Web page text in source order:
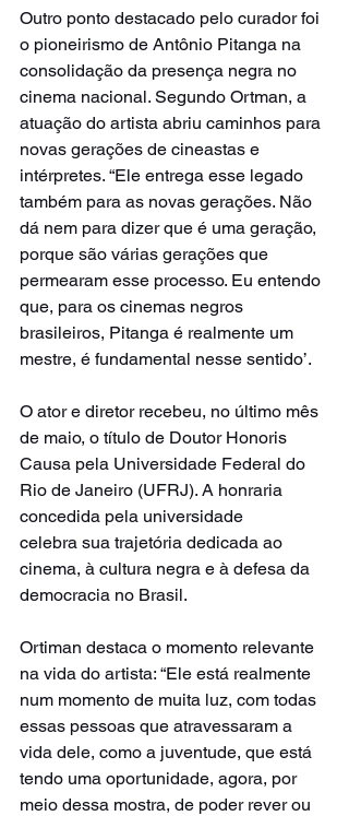
Outro ponto destacado pelo curador foi
o pioneirismo de Antônio Pitanga na
consolidação da presença negra no
cinema nacional. Segundo Ortman, a
atuação do artista abriu caminhos para
novas gerações de cineastas e
intérpretes. “Ele entrega esse legado
também para as novas gerações. Não
dá nem para dizer que é uma geração,
porque são várias gerações que
permearam esse processo. Eu entendo
que, para os cinemas negros
brasileiros, Pitanga é realmente um
mestre, é fundamental nesse sentido’.
O ator e diretor recebeu, no último mês
de maio, o título de Doutor Honoris
Causa pela Universidade Federal do
Rio de Janeiro (UFRJ). A honraria
concedida pela universidade
celebra sua trajetória dedicada ao
cinema, à cultura negra e à defesa da
democracia no Brasil.
Ortiman destaca o momento relevante
na vida do artista: “Ele está realmente
num momento de muita luz, com todas
essas pessoas que atravessaram a
vida dele, como a juventude, que está
tendo uma oportunidade, agora, por
meio dessa mostra, de poder rever ou